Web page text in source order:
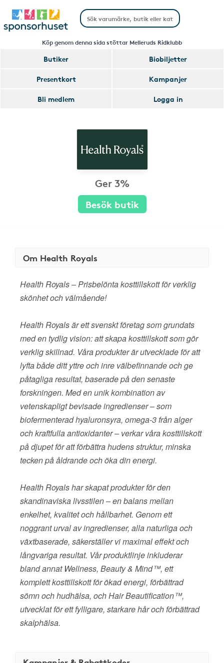
Köp genom denna sida stöttar Melleruds Ridklubb
Butiker
Biobiljetter
Presentkort
Kampanjer
Bli medlem
Logga in
Ger 3%
Besök butik
Om Health Royals
Health Royals – Prisbelönta kosttillskott för verklig
skönhet och välmående!
Health Royals är ett svenskt företag som grundats
med en tydlig vision: att skapa kosttillskott som gör
verklig skillnad. Våra produkter är utvecklade för att
lyfta både ditt yttre och inre välbefinnande och ge
påtagliga resultat, baserade på den senaste
forskningen. Med en unik kombination av
vetenskapligt bevisade ingredienser – som
biofermenterad hyaluronsyra, omega-3 från alger
och kraftfulla antioxidanter – verkar våra kosttillskott
på djupet för att förbättra hudens struktur, minska
tecken på åldrande och öka din energi.
Health Royals har skapat produkter för den
skandinaviska livsstilen – en balans mellan
enkelhet, kvalitet och hållbarhet. Genom ett
noggrant urval av ingredienser, alla naturliga och
växtbaserade, säkerställer vi maximal effekt och
långvariga resultat. Vår produktlinje inkluderar
bland annat Wellness, Beauty & Mind™, ett
komplett kosttillskott för ökad energi, förbättrad
sömn och hudhälsa, och Hair Beautification™,
utvecklat för ett fylligare, starkare hår och förbättrad
skalphälsa.